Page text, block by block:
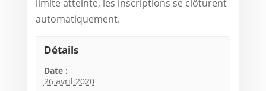
limite atteinte, les inscriptions se clôturent
automatiquement.
Détails
Date :
26 avril 2020